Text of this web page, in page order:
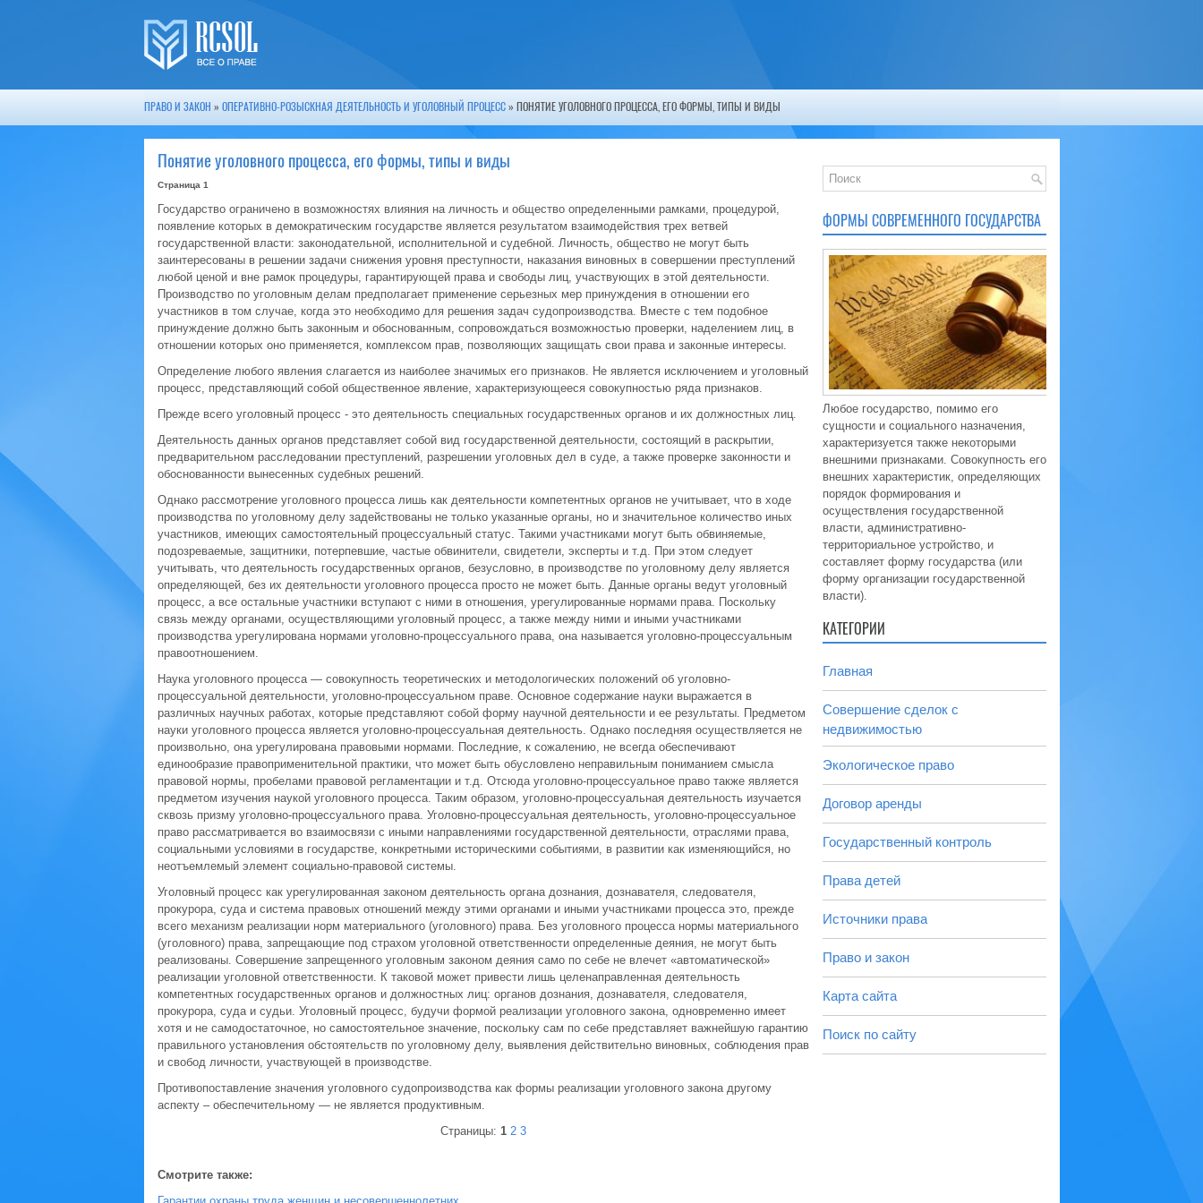
ПРАВО И ЗАКОН » ОПЕРАТИВНО-РОЗЫСКНАЯ ДЕЯТЕЛЬНОСТЬ И УГОЛОВНЫЙ ПРОЦЕСС» ПОНЯТИЕ УГОЛОВНОГО ПРОЦЕССА, ЕГО ФОРМЫ, ТИПЫ И ВИДЫ
Понятие уголовного процесса, его формы, типы и виды
Страница 1
Государство ограничено в возможностях влияния на личность и общество определенными рамками, процедурой,
появление которых в демократическим государстве является результатом взаимодействия трех ветвей
государственной власти: законодательной, исполнительной и судебной. Личность, общество не могут быть
заинтересованы в решении задачи снижения уровня преступности, наказания виновных в совершении преступлений
любой ценой и вне рамок процедуры, гарантирующей права и свободы лиц, участвующих в этой деятельности.
Производство по уголовным делам предполагает применение серьезных мер принуждения в отношении его
участников в том случае, когда это необходимо для решения задач судопроизводства. Вместе с тем подобное
принуждение должно быть законным и обоснованным, сопровождаться возможностью проверки, наделением лиц, в
отношении которых оно применяется, комплексом прав, позволяющих защищать свои права и законные интересы.
Определение любого явления слагается из наиболее значимых его признаков. Не является исключением и уголовный
процесс, представляющий собой общественное явление, характеризующееся совокупностью ряда признаков.
Прежде всего уголовный процесс - это деятельность специальных государственных органов и их должностных лиц.
Деятельность данных органов представляет собой вид государственной деятельности, состоящий в раскрытии,
предварительном расследовании преступлений, разрешении уголовных дел в суде, а также проверке законности и
обоснованности вынесенных судебных решений.
Однако рассмотрение уголовного процесса лишь как деятельности компетентных органов не учитывает, что в ходе
производства по уголовному делу задействованы не только указанные органы, но и значительное количество иных
участников, имеющих самостоятельный процессуальный статус. Такими участниками могут быть обвиняемые,
подозреваемые, защитники, потерпевшие, частые обвинители, свидетели, эксперты и т.д. При этом следует
учитывать, что деятельность государственных органов, безусловно, в производстве по уголовному делу является
определяющей, без их деятельности уголовного процесса просто не может быть. Данные органы ведут уголовный
процесс, а все остальные участники вступают с ними в отношения, урегулированные нормами права. Поскольку
связь между органами, осуществляющими уголовный процесс, а также между ними и иными участниками
производства урегулирована нормами уголовно-процессуального права, она называется уголовно-процессуальным
правоотношением.
Наука уголовного процесса — совокупность теоретических и методологических положений об уголовно-
процессуальной деятельности, уголовно-процессуальном праве. Основное содержание науки выражается в
различных научных работах, которые представляют собой форму научной деятельности и ее результаты. Предметом
науки уголовного процесса является уголовно-процессуальная деятельность. Однако последняя осуществляется не
произвольно, она урегулирована правовыми нормами. Последние, к сожалению, не всегда обеспечивают
единообразие правоприменительной практики, что может быть обусловлено неправильным пониманием смысла
правовой нормы, пробелами правовой регламентации и т.д. Отсюда уголовно-процессуальное право также является
предметом изучения наукой уголовного процесса. Таким образом, уголовно-процессуальная деятельность изучается
сквозь призму уголовно-процессуального права. Уголовно-процессуальная деятельность, уголовно-процессуальное
право рассматривается во взаимосвязи с иными направлениями государственной деятельности, отраслями права,
социальными условиями в государстве, конкретными историческими событиями, в развитии как изменяющийся, но
неотъемлемый элемент социально-правовой системы.
Уголовный процесс как урегулированная законом деятельность органа дознания, дознавателя, следователя,
прокурора, суда и система правовых отношений между этими органами и иными участниками процесса это, прежде
всего механизм реализации норм материального (уголовного) права. Без уголовного процесса нормы материального
(уголовного) права, запрещающие под страхом уголовной ответственности определенные деяния, не могут быть
реализованы. Совершение запрещенного уголовным законом деяния само по себе не влечет «автоматической»
реализации уголовной ответственности. К таковой может привести лишь целенаправленная деятельность
компетентных государственных органов и должностных лиц: органов дознания, дознавателя, следователя,
прокурора, суда и судьи. Уголовный процесс, будучи формой реализации уголовного закона, одновременно имеет
хотя и не самодостаточное, но самостоятельное значение, поскольку сам по себе представляет важнейшую гарантию
правильного установления обстоятельств по уголовному делу, выявления действительно виновных, соблюдения прав
и свобод личности, участвующей в производстве.
Противопоставление значения уголовного судопроизводства как формы реализации уголовного закона другому
аспекту – обеспечительному — не является продуктивным.
Страницы: 1 2 3
Смотрите также:
ФОРМЫ СОВРЕМЕННОГО ГОСУДАРСТВА
Любое государство, помимо его
сущности и социального назначения,
характеризуется также некоторыми
внешними признаками. Совокупность его
внешних характеристик, определяющих
порядок формирования и
осуществления государственной
власти, административно-
территориальное устройство, и
составляет форму государства (или
форму организации государственной
власти).
КАТЕГОРИИ
Главная
Совершение сделок с
недвижимостью
Экологическое право
Договор аренды
Государственный контроль
Права детей
Источники права
Право и закон
Карта сайта
Поиск по сайту